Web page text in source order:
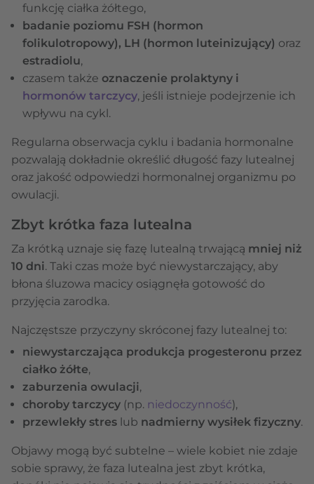
funkcję ciałka żółtego,
badanie poziomu FSH (hormon
folikulotropowy), LH (hormon luteinizujący) oraz
estradiolu,
czasem także oznaczenie prolaktyny i
hormonów tarczycy, jeśli istnieje podejrzenie ich
wpływu na cykl.
Regularna obserwacja cyklu i badania hormonalne
pozwalają dokładnie określić długość fazy lutealnej
oraz jakość odpowiedzi hormonalnej organizmu po
owulacji.
Zbyt krótka faza lutealna
Za krótką uznaje się fazę lutealną trwającą mniej niż
10 dni. Taki czas może być niewystarczający, aby
błona śluzowa macicy osiągnęła gotowość do
przyjęcia zarodka.
Najczęstsze przyczyny skróconej fazy lutealnej to:
niewystarczająca produkcja progesteronu przez
ciałko żółte,
zaburzenia owulacji,
choroby tarczycy (np. niedoczynność),
przewlekły stres lub nadmierny wysiłek fizyczny.
Objawy mogą być subtelne – wiele kobiet nie zdaje
sobie sprawy, że faza lutealna jest zbyt krótka,